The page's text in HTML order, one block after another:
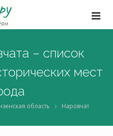
– список
мест
область Наровчат